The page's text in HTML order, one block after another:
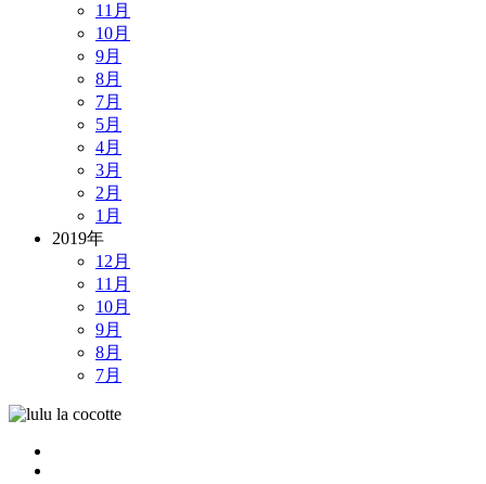
11月
10月
9月
8月
7月
5月
4月
3月
2月
1月
2019年
12月
11月
10月
9月
8月
7月